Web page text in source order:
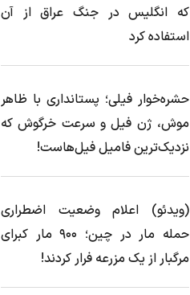
که انگلیس در جنگ عراق از آن
استفاده کرد
حشره‌خوار فیلی؛ پستانداری با ظاهر
موش، ژن فیل و سرعت خرگوش که
نزدیک‌ترین فامیل فیل‌هاست!
(ویدئو) اعلام وضعیت اضطراری
حمله مار‌ در چین؛ ۹۰۰ مار کبرای
مرگبار از یک مزرعه‌ فرار کردند!